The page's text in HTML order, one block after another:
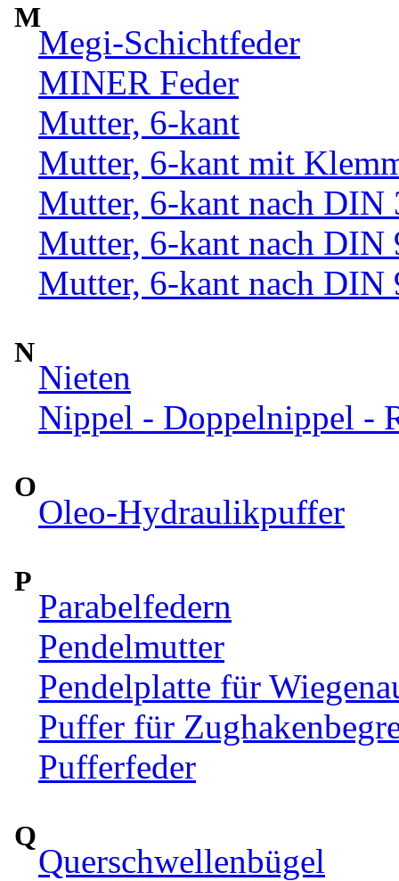
M
Megi-Schichtfeder
MINER Feder
Mutter, 6-kant
Mutter, 6-kant mit
Mutter, 6-kant nach DIN
Mutter, 6-kant nach DIN
Mutter, 6-kant nach DIN
N
Nieten
Nippel - Doppelnippel -
O
Oleo-Hydraulikpuffer
P
Parabelfedern
Pendelmutter
Pendelplatte für
Puffer für
Pufferfeder
Q
Querschwellenbügel